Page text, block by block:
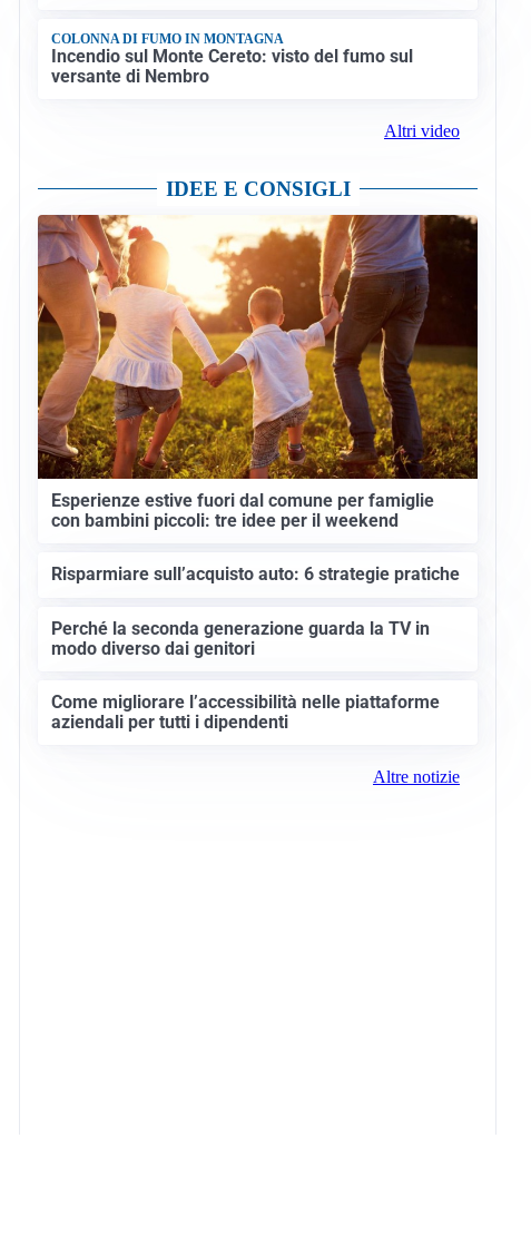
COLONNA DI FUMO IN MONTAGNA
Incendio sul Monte Cereto: visto del fumo sul
versante di Nembro
Altri video
IDEE E CONSIGLI
Esperienze estive fuori dal comune per famiglie
con bambini piccoli: tre idee per il weekend
Risparmiare sull’acquisto auto: 6 strategie pratiche
Perché la seconda generazione guarda la TV in
modo diverso dai genitori
Come migliorare l’accessibilità nelle piattaforme
aziendali per tutti i dipendenti
Altre notizie